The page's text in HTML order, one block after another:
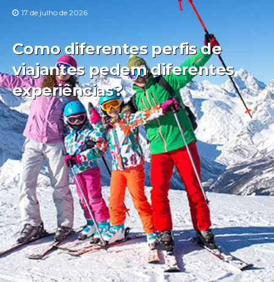
17 de julho de 2026
Como diferentes perfis de
viajantes pedem diferentes
experiências?